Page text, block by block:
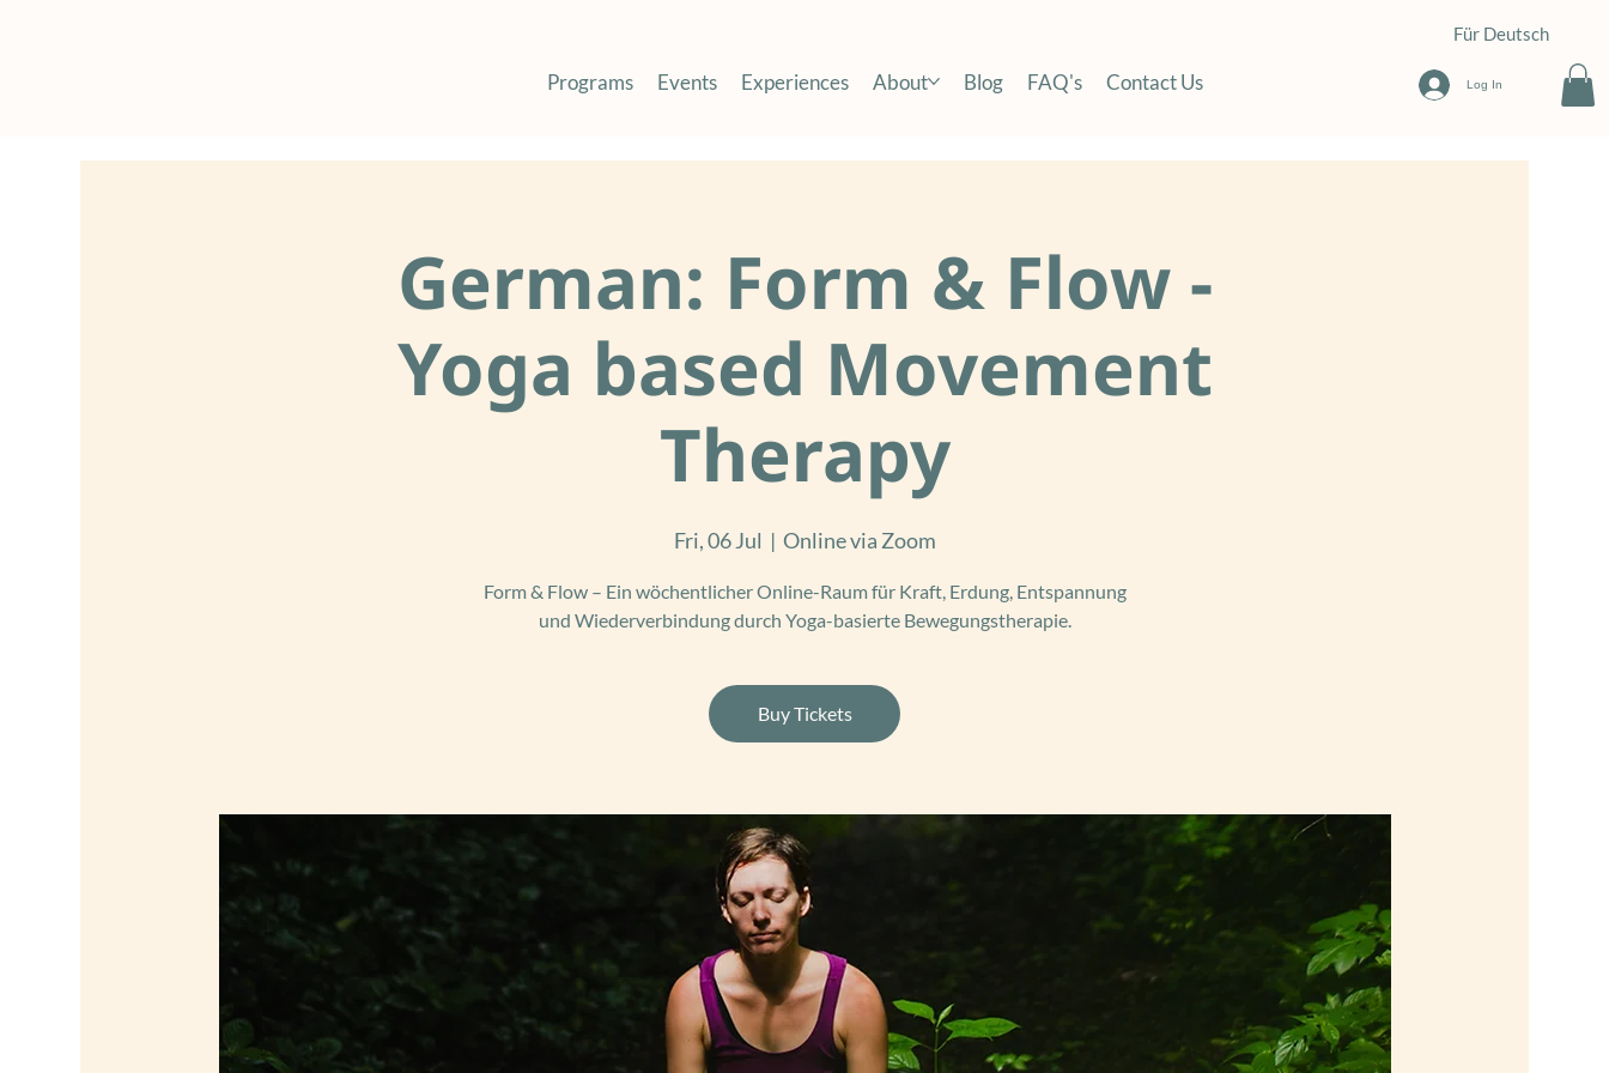
Programs Events Experiences About Blog FAQ's Contact Us Log In
Für Deutsch
German: Form & Flow -
Yoga based Movement
Therapy
Fri, 06 Jul
  |
Online via Zoom
Form & Flow – Ein wöchentlicher Online-Raum für Kraft, Erdung, Entspannung
und Wiederverbindung durch Yoga-basierte Bewegungstherapie.
Buy Tickets